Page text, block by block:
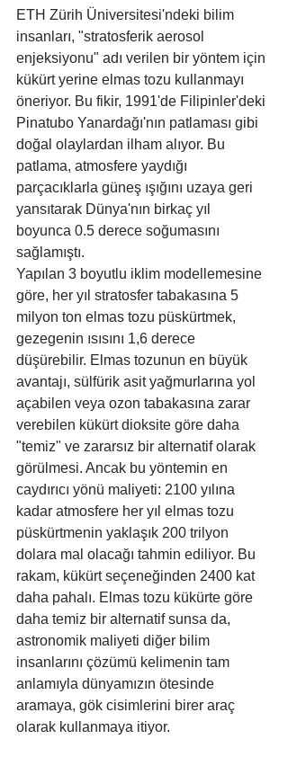
ETH Zürih Üniversitesi'ndeki bilim
insanları, "stratosferik aerosol
enjeksiyonu" adı verilen bir yöntem için
kükürt yerine elmas tozu kullanmayı
öneriyor. Bu fikir, 1991'de Filipinler'deki
Pinatubo Yanardağı'nın patlaması gibi
doğal olaylardan ilham alıyor. Bu
patlama, atmosfere yaydığı
parçacıklarla güneş ışığını uzaya geri
yansıtarak Dünya'nın birkaç yıl
boyunca 0.5 derece soğumasını
sağlamıştı.
Yapılan 3 boyutlu iklim modellemesine
göre, her yıl stratosfer tabakasına 5
milyon ton elmas tozu püskürtmek,
gezegenin ısısını 1,6 derece
düşürebilir. Elmas tozunun en büyük
avantajı, sülfürik asit yağmurlarına yol
açabilen veya ozon tabakasına zarar
verebilen kükürt dioksite göre daha
"temiz" ve zararsız bir alternatif olarak
görülmesi. Ancak bu yöntemin en
caydırıcı yönü maliyeti: 2100 yılına
kadar atmosfere her yıl elmas tozu
püskürtmenin yaklaşık 200 trilyon
dolara mal olacağı tahmin ediliyor. Bu
rakam, kükürt seçeneğinden 2400 kat
daha pahalı. Elmas tozu kükürte göre
daha temiz bir alternatif sunsa da,
astronomik maliyeti diğer bilim
insanlarını çözümü kelimenin tam
anlamıyla dünyamızın ötesinde
aramaya, gök cisimlerini birer araç
olarak kullanmaya itiyor.